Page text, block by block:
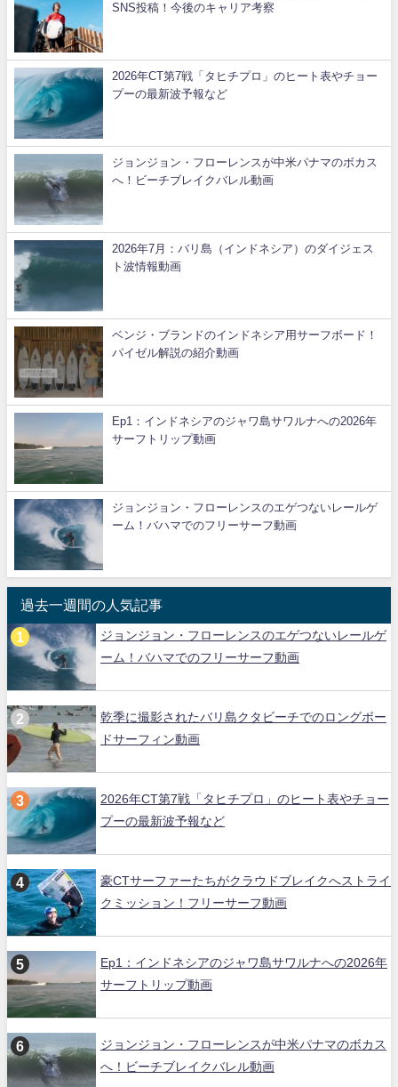
SNS投稿！今後のキャリア考察
2026年CT第7戦「タヒチプロ」のヒート表やチョー
プーの最新波予報など
ジョンジョン・フローレンスが中米パナマのボカス
へ！ビーチブレイクバレル動画
2026年7月：バリ島（インドネシア）のダイジェス
ト波情報動画
ベンジ・ブランドのインドネシア用サーフボード！
パイゼル解説の紹介動画
Ep1：インドネシアのジャワ島サワルナへの2026年
サーフトリップ動画
ジョンジョン・フローレンスのエゲつないレールゲ
ーム！バハマでのフリーサーフ動画
過去一週間の人気記事
ジョンジョン・フローレンスのエゲつないレールゲ
ーム！バハマでのフリーサーフ動画
乾季に撮影されたバリ島クタビーチでのロングボー
ドサーフィン動画
2026年CT第7戦「タヒチプロ」のヒート表やチョー
プーの最新波予報など
豪CTサーファーたちがクラウドブレイクへストライ
クミッション！フリーサーフ動画
Ep1：インドネシアのジャワ島サワルナへの2026年
サーフトリップ動画
ジョンジョン・フローレンスが中米パナマのボカス
へ！ビーチブレイクバレル動画